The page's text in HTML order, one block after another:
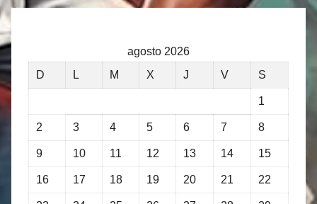
agosto 2026
D
L M X J V S
1
2 3 4 5 6 7 8
9 10 11 12 13 14 15
16 17 18 19 20 21 22